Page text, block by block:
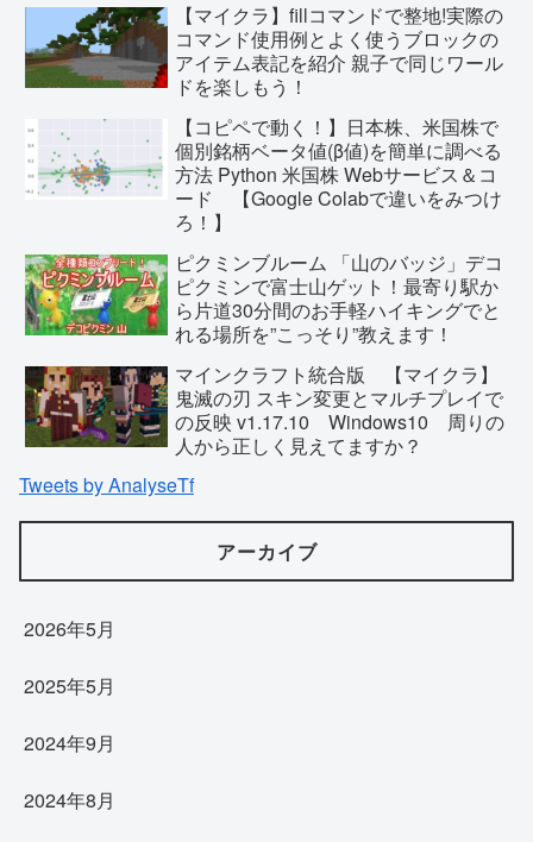
【マイクラ】fillコマンドで整地!実際の
コマンド使用例とよく使うブロックの
アイテム表記を紹介 親子で同じワール
ドを楽しもう！
【コピペで動く！】日本株、米国株で
個別銘柄ベータ値(β値)を簡単に調べる
方法 Python 米国株 Webサービス＆コ
ード 【Google Colabで違いをみつけ
ろ！】
ピクミンブルーム 「山のバッジ」デコ
ピクミンで富士山ゲット！最寄り駅か
ら片道30分間のお手軽ハイキングでと
れる場所を”こっそり”教えます！
マインクラフト統合版 【マイクラ】
鬼滅の刃 スキン変更とマルチプレイで
の反映 v1.17.10 Windows10 周りの
人から正しく見えてますか？
Tweets by AnalyseTf
アーカイブ
2026年5月
2025年5月
2024年9月
2024年8月